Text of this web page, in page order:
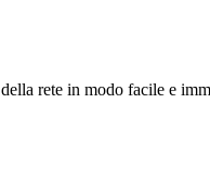
rete in modo facile e